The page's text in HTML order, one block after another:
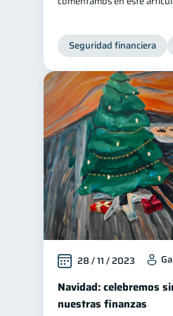
Seguridad financiera
28 / 11 / 2023
Navidad: celebremos
nuestras finanzas